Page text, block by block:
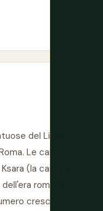
del Libano
Le cantine
(la cantina
romana),
crescente